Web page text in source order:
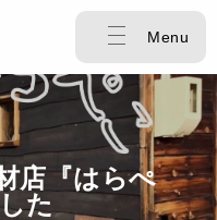
Menu
店『はらぺ
た